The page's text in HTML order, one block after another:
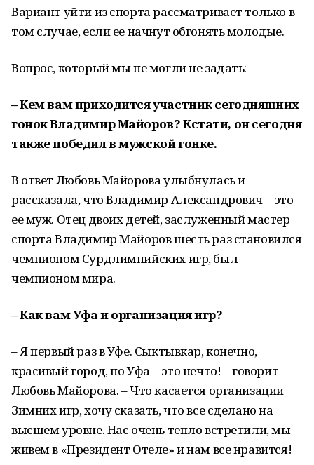
Вариант уйти из спорта рассматривает только в
том случае, если ее начнут обгонять молодые.
Вопрос, который мы не могли не задать:
– Кем вам приходится участник сегодняшних
гонок Владимир Майоров? Кстати, он сегодня
также победил в мужской гонке.
В ответ Любовь Майорова улыбнулась и
рассказала, что Владимир Александрович – это
ее муж. Отец двоих детей, заслуженный мастер
спорта Владимир Майоров шесть раз становился
чемпионом Сурдлимпийских игр, был
чемпионом мира.
– Как вам Уфа и организация игр?
– Я первый раз в Уфе. Сыктывкар, конечно,
красивый город, но Уфа – это нечто! – говорит
Любовь Майорова. – Что касается организации
Зимних игр, хочу сказать, что все сделано на
высшем уровне. Нас очень тепло встретили, мы
живем в «Президент Отеле» и нам все нравится!